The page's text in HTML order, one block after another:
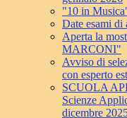
"10 in
Date esami di
Aperta la
MARCONI"
Avviso di
con esperto
SCUOLA
Scienze
dicembre